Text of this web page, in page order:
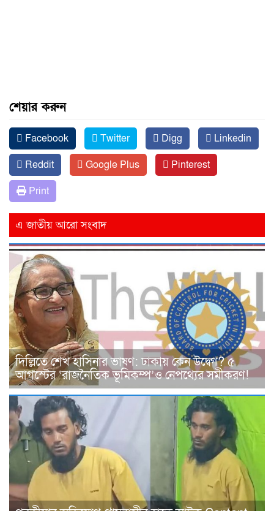
শেয়ার করুন
Facebook Twitter Digg
Linkedin
Reddit
Google Plus
Pinterest
Print
এ জাতীয় আরো সংবাদ
দিল্লিতে শেখ হাসিনার ভাষণ: ঢাকায় কেন উদ্বেগ? ৫
আগস্টের ‘রাজনৈতিক ভূমিকম্প’ও নেপথ্যের সমীকরণ!